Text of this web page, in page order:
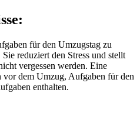
für den Umzugstag zu
reduziert den Stress und stellt
vergessen werden. Eine
vor dem Umzug, Aufgaben für den
enthalten.